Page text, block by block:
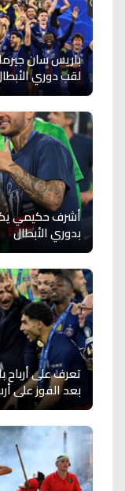
باريس سان
لقب دوري
أشرف حكيمي
بدوري الأبطال
تعرف على أرباح
بعد الفوز على